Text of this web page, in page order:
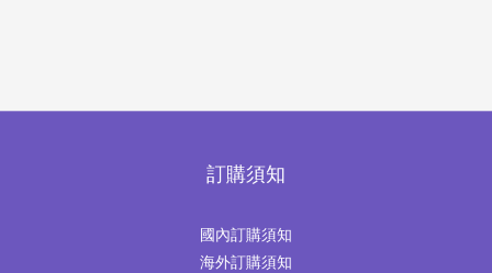
訂購須知
國內訂購須知
海外訂購須知